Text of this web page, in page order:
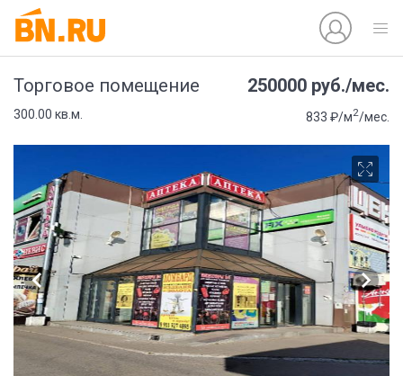
Торговое помещение 250000 руб./мес.
300.00 кв.м. 833 ₽/м2/мес.